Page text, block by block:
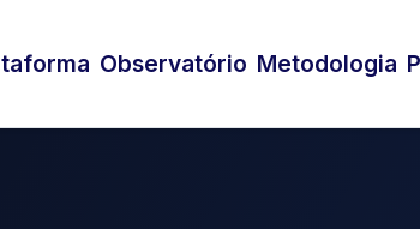
Observatório Metodologia